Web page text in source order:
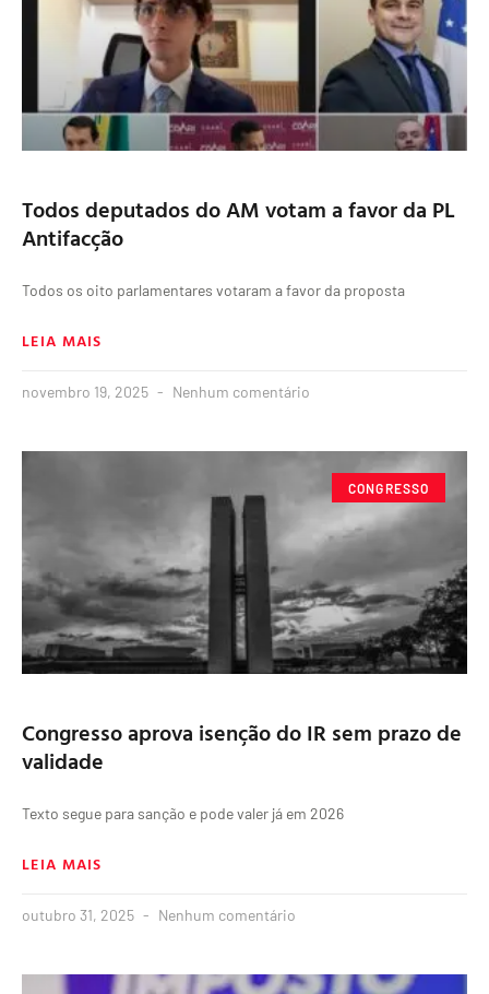
Todos deputados do AM votam a favor da PL
Antifacção
Todos os oito parlamentares votaram a favor da proposta
LEIA MAIS
novembro 19, 2025 Nenhum comentário
CONGRESSO
Congresso aprova isenção do IR sem prazo de
validade
Texto segue para sanção e pode valer já em 2026
LEIA MAIS
outubro 31, 2025 Nenhum comentário